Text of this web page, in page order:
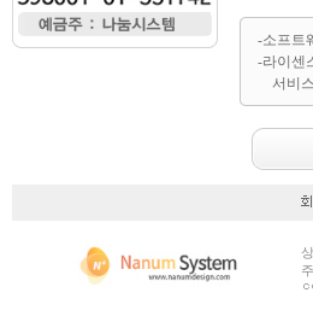
-소프트
-라이센
서비